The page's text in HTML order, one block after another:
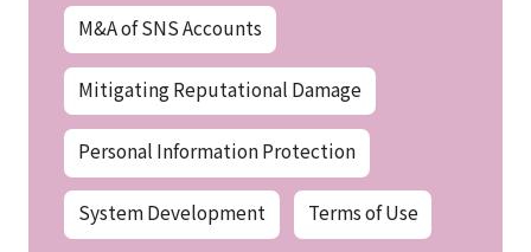
M&A of SNS Accounts
Mitigating Reputational Damage
Personal Information Protection
System Development Terms of Use